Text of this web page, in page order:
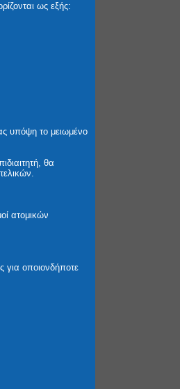
ως εξής:
υπόψη το μειωμένο
θα
ατομικών
οποιονδήποτε